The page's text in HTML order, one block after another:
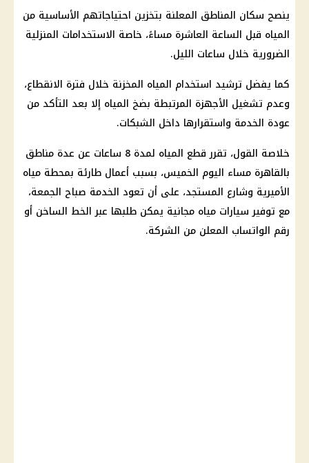
ينصح سكان المناطق المعلنة بتخزين احتياجاتهم الأساسية من
المياه قبل الساعة العاشرة مساءً، خاصة الاستخدامات المنزلية
الضرورية خلال ساعات الليل.
كما يفضل ترشيد استخدام المياه المخزنة خلال فترة الانقطاع،
وعدم تشغيل الأجهزة المرتبطة بضخ المياه إلا بعد التأكد من
عودة الخدمة واستقرارها داخل الشبكات.
خلاصة القول، تقرر قطع المياه لمدة 8 ساعات عن عدة مناطق
بالقاهرة مساء اليوم الخميس، بسبب أعمال طارئة بمحطة مياه
الأميرية وشارع المستجد، على أن تعود الخدمة صباح الجمعة،
مع توفيرسيارات مياه مجانية يمكن طلبها عبر الخط الساخن أو
رقم الواتساب المعلن من الشركة.